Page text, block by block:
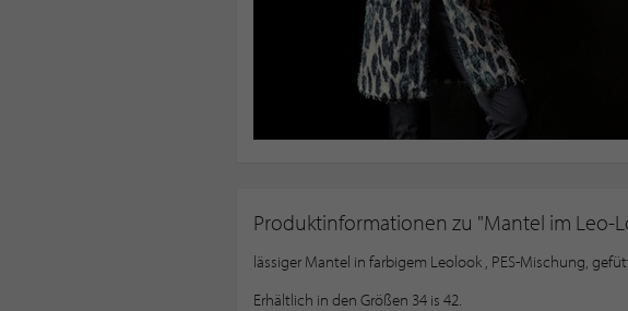
Produktinformationen zu "Mantel im Leo-
lässiger Mantel in farbigem Leolook , PES-Mischung,
Erhältlich in den Größen 34 is 42.